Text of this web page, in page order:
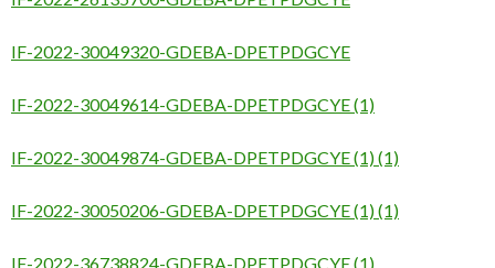
IF-2022-30049320-GDEBA-DPETPDGCYE
IF-2022-30049614-GDEBA-DPETPDGCYE (1)
IF-2022-30049874-GDEBA-DPETPDGCYE (1) (1)
IF-2022-30050206-GDEBA-DPETPDGCYE (1) (1)
IF-2022-36738824-GDEBA-DPETPDGCYE (1)